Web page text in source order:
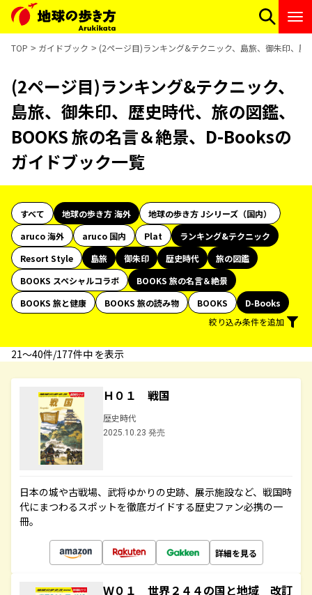
TOP ガイドブック (2ページ目)ランキング&テクニック、島旅、御朱印、
(2ページ目)ランキング&テクニック、
島旅、御朱印、歴史時代、旅の図鑑、
BOOKS 旅の名言＆絶景、D-Booksの
ガイドブック一覧
すべて 地球の歩き方 海外
地球の歩き方 Jシリーズ（国内）
aruco 海外
aruco 国内 Plat
ランキング&テクニック
Resort Style
島旅 御朱印 歴史時代
旅の図鑑
BOOKS スペシャルコラボ
BOOKS 旅の名言＆絶景
BOOKS 旅と健康
BOOKS 旅の読み物 BOOKS
D-Books
絞り込み条件を追加
21〜40件/177件中 を表示
Ｈ０１ 戦国
歴史時代
2025.10.23 発売
日本の城や古戦場、武将ゆかりの史跡、展示施設など、戦国時
代にまつわるスポットを徹底ガイドする歴史ファン必携の一
冊。
詳細を見る
Ｗ０１ 世界２４４の国と地域 改訂